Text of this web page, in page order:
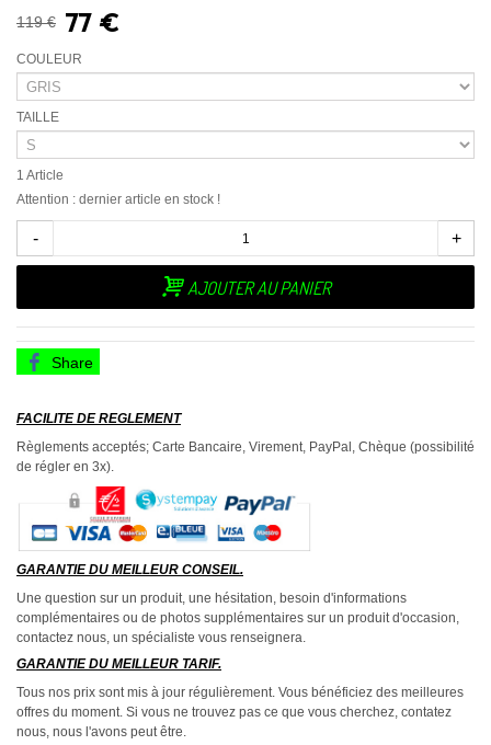
119 € 77 €
COULEUR
TAILLE
1 Article
Attention : dernier article en stock !
- +
AJOUTER AU PANIER
Share
FACILITE DE REGLEMENT
Règlements acceptés; Carte Bancaire, Virement, PayPal, Chèque (possibilité
de régler en 3x).
GARANTIE DU MEILLEUR CONSEIL.
Une question sur un produit, une hésitation, besoin d'informations
complémentaires ou de photos supplémentaires sur un produit d'occasion,
contactez nous, un spécialiste vous renseignera.
GARANTIE DU MEILLEUR TARIF.
Tous nos prix sont mis à jour régulièrement. Vous bénéficiez des meilleures
offres du moment. Si vous ne trouvez pas ce que vous cherchez, contatez
nous, nous l'avons peut être.